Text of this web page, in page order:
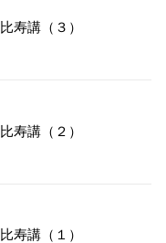
寿講（３）
寿講（２）
寿講（１）